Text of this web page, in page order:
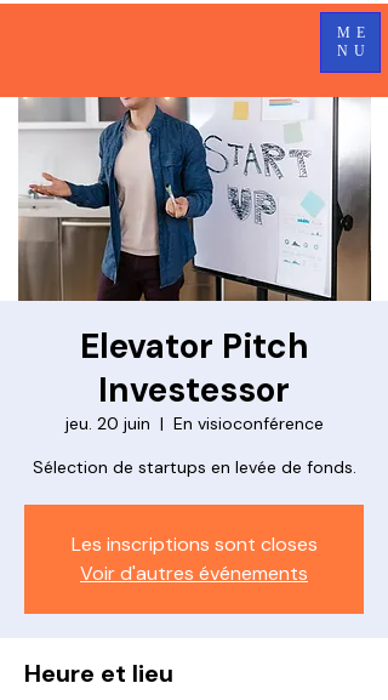
ME
NU
Elevator Pitch
Investessor
jeu. 20 juin
  |
En visioconférence
Sélection de startups en levée de fonds.
Les inscriptions sont closes
Voir d'autres événements
Heure et lieu